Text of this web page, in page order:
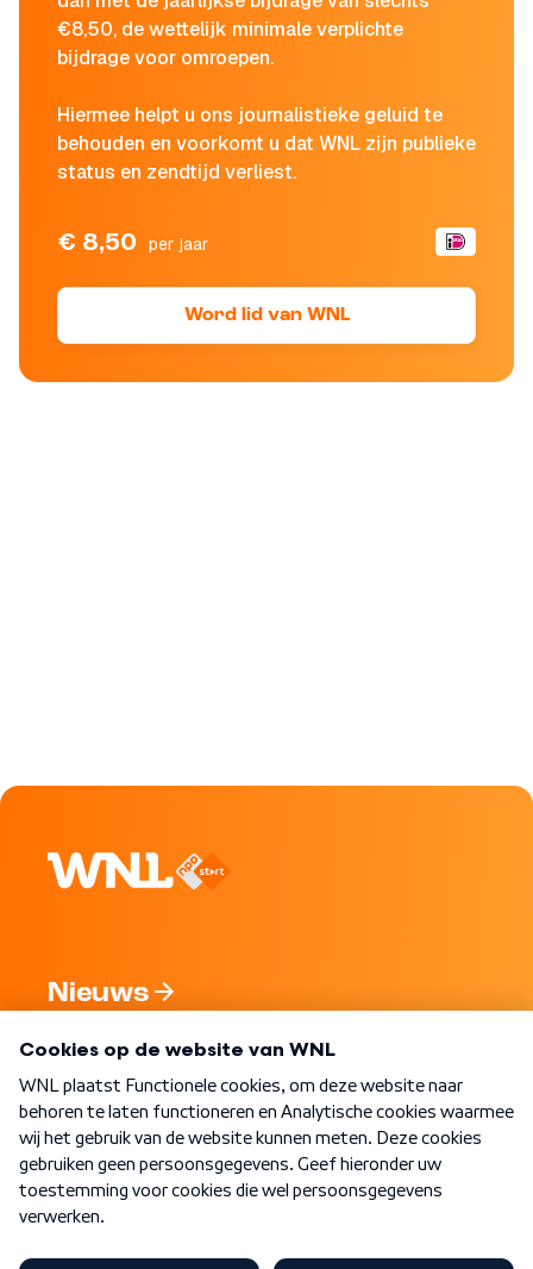
€8,50, de wettelijk minimale verplichte
bijdrage voor omroepen.
Hiermee helpt u ons journalistieke geluid te
behouden en voorkomt u dat WNL zijn publieke
status en zendtijd verliest.
€ 8,50 per jaar
Word lid van WNL
Nieuws
Nieuwsbrief
Word Lid